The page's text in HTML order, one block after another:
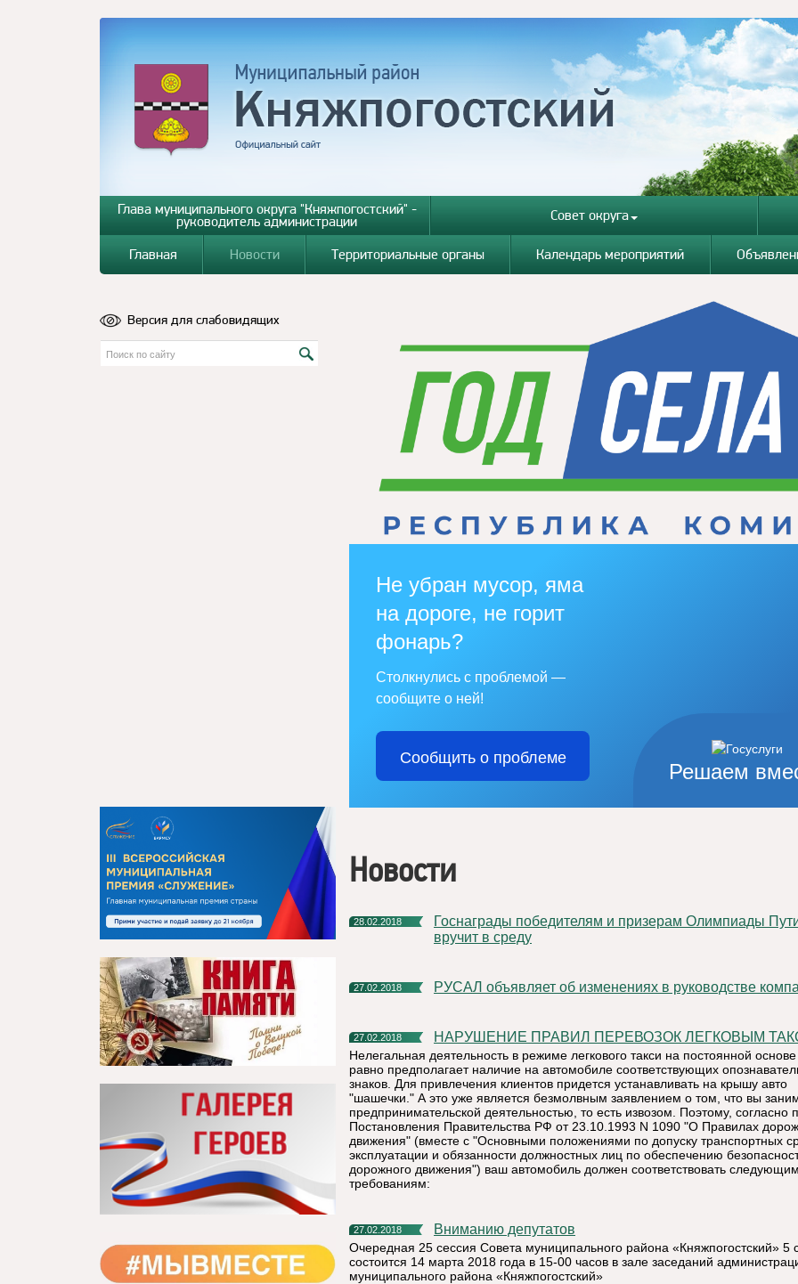
Глава муниципального округа "Княжпогостский" -
руководитель администрации Совет округа
Главная Новости Территориальные органы Календарь мероприятий
Версия для слабовидящих
Решаем
Не убран мусор, яма
на дороге, не горит
фонарь?
Столкнулись с проблемой —
сообщите о ней!
Сообщить о проблеме
Новости
28.02.2018
Госнаграды победителям и призерам Олимпиады Путин
вручит в среду
27.02.2018 РУСАЛ объявляет об изменениях в руководстве
27.02.2018 НАРУШЕНИЕ ПРАВИЛ ПЕРЕВОЗОК ЛЕГКОВЫМ
Нелегальная деятельность в режиме легкового такси на постоянной
равно предполагает наличие на автомобиле соответствующих
знаков. Для привлечения клиентов придется устанавливать на крышу авто
"шашечки." А это уже является безмолвным заявлением о том, что вы
предпринимательской деятельностью, то есть извозом. Поэтому, согласно
Постановления Правительства РФ от 23.10.1993 N 1090 "О Правилах
движения" (вместе с "Основными положениями по допуску транспортных
эксплуатации и обязанности должностных лиц по обеспечению
дорожного движения") ваш автомобиль должен соответствовать следующим
требованиям:
27.02.2018 Вниманию депутатов
Очередная 25 сессия Совета муниципального района «Княжпогостский» 5
состоится 14 марта 2018 года в 15-00 часов в зале заседаний
муниципального района «Княжпогостский»